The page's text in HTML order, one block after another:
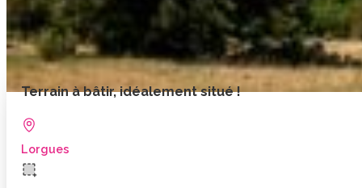
Terrain à bâtir, idéalement situé !
Lorgues